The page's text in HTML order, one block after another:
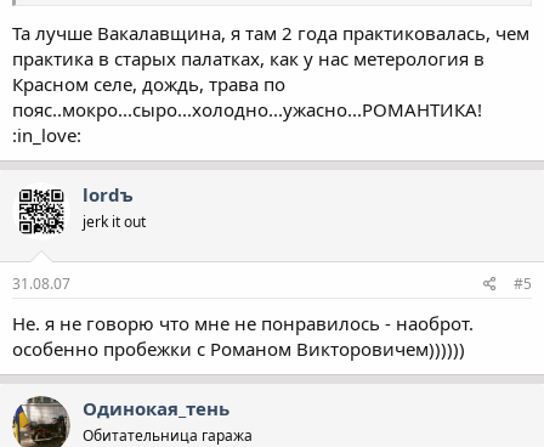
Та лучше Вакалавщина, я там 2 года практиковалась, чем
практика в старых палатках, как у нас метерология в
Красном селе, дождь, трава по
пояс..мокро...сыро...холодно...ужасно...РОМАНТИКА!
:in_love:
lordъ
jerk it out
31.08.07 #5
Не. я не говорю что мне не понравилось - наоброт.
особенно пробежки с Романом Викторовичем))))))
Одинокая_тень
Обитательница гаража